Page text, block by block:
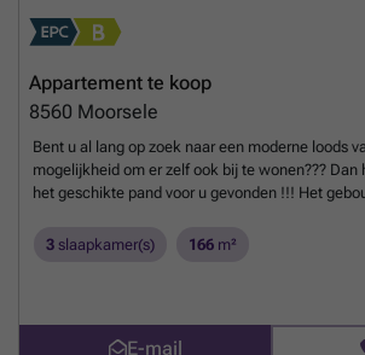
Appartement te koop
8560 Moorsele
Bent u al lang op zoek naar een moderne loods
mogelijkheid om er zelf ook bij te wonen??? Dan
het geschikte pand voor u gevonden !!! Het
ingericht als opslagplaats voor auto's. Er is ook
receptie ruimte, opslag, enz... Bovenliggend
(164m² + terras) bestaande uit zeer ruime living
toegang tot het terras. Open en volledig
3 slaapkamer(s) 166 m²
E-mail